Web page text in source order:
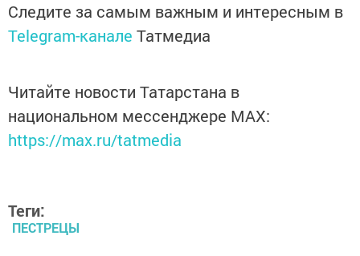
Следите за самым важным и интересным в
Telegram-канале Татмедиа
Читайте новости Татарстана в
национальном мессенджере MАХ:
https://max.ru/tatmedia
Теги:
ПЕСТРЕЦЫ